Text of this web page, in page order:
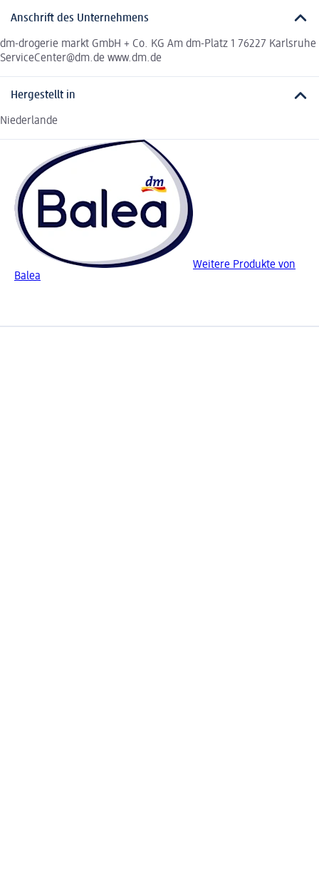
Anschrift des Unternehmens
dm-drogerie markt GmbH + Co. KG Am dm-Platz 1 76227 Karlsruhe
ServiceCenter@dm.de www.dm.de
Hergestellt in
Niederlande
Weitere Produkte von
Balea